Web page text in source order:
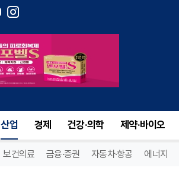
산업 경제 건강·의학 제약·바이오
보건의료 금융·증권 자동차·항공 에너지